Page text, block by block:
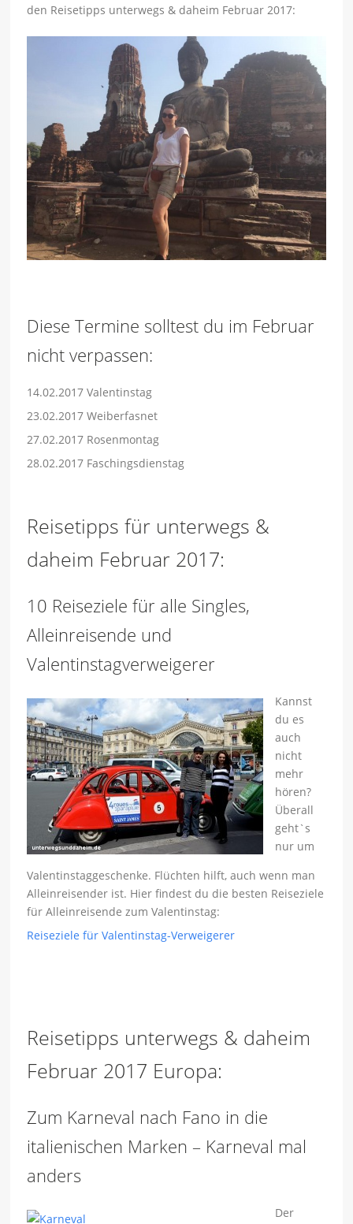
den Reisetipps unterwegs & daheim Februar 2017:
Diese Termine solltest du im Februar
nicht verpassen:
14.02.2017 Valentinstag
23.02.2017 Weiberfasnet
27.02.2017 Rosenmontag
28.02.2017 Faschingsdienstag
Reisetipps für unterwegs &
daheim Februar 2017:
10 Reiseziele für alle Singles,
Alleinreisende und
Valentinstagverweigerer
Kannst
du es
auch
nicht
mehr
hören?
Überall
geht`s
nur um
Valentinstaggeschenke. Flüchten hilft, auch wenn man
Alleinreisender ist. Hier findest du die besten Reiseziele
für Alleinreisende zum Valentinstag:
Reiseziele für Valentinstag-Verweigerer
Reisetipps unterwegs & daheim
Februar 2017 Europa:
Zum Karneval nach Fano in die
italienischen Marken – Karneval mal
anders
Der